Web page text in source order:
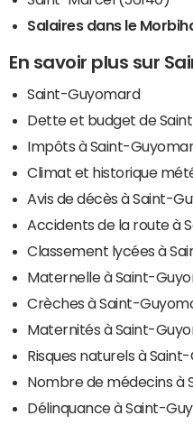
Salaires dans le
En savoir plus sur
Saint-Guyomard
Dette et budget de
Impôts à Saint-
Climat et historique
Avis de décès à Saint-
Accidents de la route à
Classement lycées à
Maternelle à Saint-
Crèches à Saint-
Maternités à Saint-
Risques naturels à
Nombre de médecins à
Délinquance à Saint-